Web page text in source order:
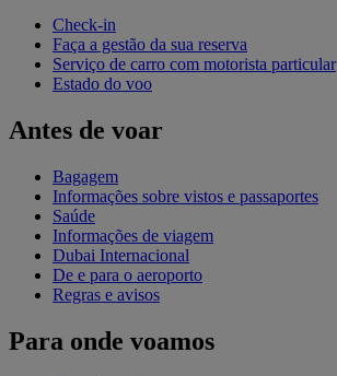
Check-in
Faça a gestão da sua reserva
Serviço de carro com motorista particular
Estado do voo
Antes de voar
Bagagem
Informações sobre vistos e passaportes
Saúde
Informações de viagem
Dubai Internacional
De e para o aeroporto
Regras e avisos
Para onde voamos